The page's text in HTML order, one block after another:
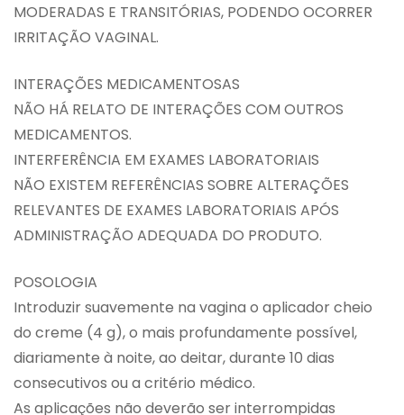
MODERADAS E TRANSITÓRIAS, PODENDO OCORRER
IRRITAÇÃO VAGINAL.
INTERAÇÕES MEDICAMENTOSAS
NÃO HÁ RELATO DE INTERAÇÕES COM OUTROS
MEDICAMENTOS.
INTERFERÊNCIA EM EXAMES LABORATORIAIS
NÃO EXISTEM REFERÊNCIAS SOBRE ALTERAÇÕES
RELEVANTES DE EXAMES LABORATORIAIS APÓS
ADMINISTRAÇÃO ADEQUADA DO PRODUTO.
POSOLOGIA
Introduzir suavemente na vagina o aplicador cheio
do creme (4 g), o mais profundamente possível,
diariamente à noite, ao deitar, durante 10 dias
consecutivos ou a critério médico.
As aplicações não deverão ser interrompidas